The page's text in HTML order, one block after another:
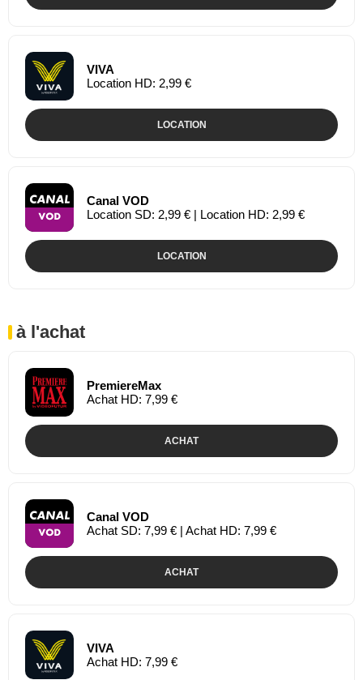
VIVA
Location HD: 2,99 €
LOCATION
Canal VOD
Location SD: 2,99 € | Location HD: 2,99 €
LOCATION
à l'achat
PremiereMax
Achat HD: 7,99 €
ACHAT
Canal VOD
Achat SD: 7,99 € | Achat HD: 7,99 €
ACHAT
VIVA
Achat HD: 7,99 €